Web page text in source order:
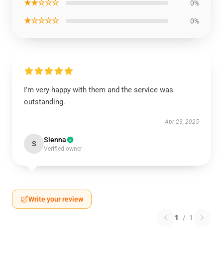
★★☆☆☆ 0%
★☆☆☆☆ 0%
I’m very happy with them and the service was
outstanding.
Apr 23, 2025
S Sienna
Verified owner
Write your review
1 / 1